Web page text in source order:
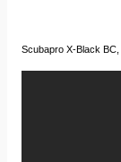
Scubapro X-Black BC,